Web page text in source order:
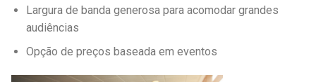
Largura de banda generosa para acomodar grandes
audiências
Opção de preços baseada em eventos